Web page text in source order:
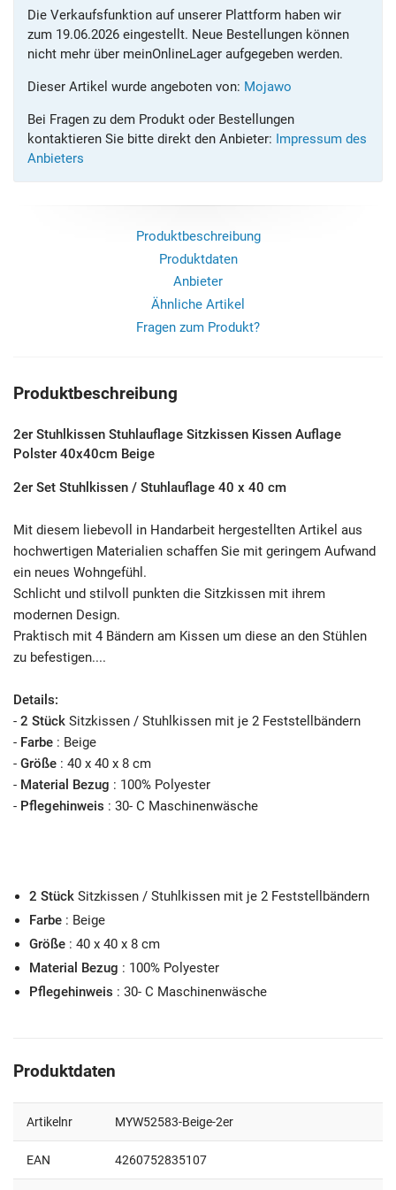
Die Verkaufsfunktion auf unserer Plattform haben wir
zum 19.06.2026 eingestellt. Neue Bestellungen können
nicht mehr über meinOnlineLager aufgegeben werden.
Dieser Artikel wurde angeboten von: Mojawo
Bei Fragen zu dem Produkt oder Bestellungen
kontaktieren Sie bitte direkt den Anbieter: Impressum des
Anbieters
Produktbeschreibung
Produktdaten
Anbieter
Ähnliche Artikel
Fragen zum Produkt?
Produktbeschreibung
2er Stuhlkissen Stuhlauflage Sitzkissen Kissen Auflage
Polster 40x40cm Beige
2er Set Stuhlkissen / Stuhlauflage 40 x 40 cm
Mit diesem liebevoll in Handarbeit hergestellten Artikel aus
hochwertigen Materialien schaffen Sie mit geringem Aufwand
ein neues Wohngefühl.
Schlicht und stilvoll punkten die Sitzkissen mit ihrem
modernen Design.
Praktisch mit 4 Bändern am Kissen um diese an den Stühlen
zu befestigen....
Details:
- 2 Stück Sitzkissen / Stuhlkissen mit je 2 Feststellbändern
- Farbe : Beige
- Größe : 40 x 40 x 8 cm
- Material Bezug : 100% Polyester
- Pflegehinweis : 30- C Maschinenwäsche
2 Stück Sitzkissen / Stuhlkissen mit je 2 Feststellbändern
Farbe : Beige
Größe : 40 x 40 x 8 cm
Material Bezug : 100% Polyester
Pflegehinweis : 30- C Maschinenwäsche
Produktdaten
Artikelnr MYW52583-Beige-2er
EAN 4260752835107